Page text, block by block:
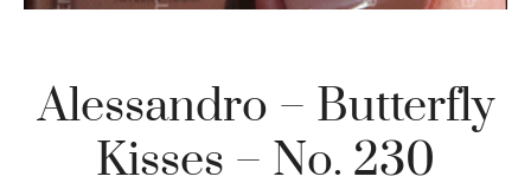
Alessandro – Butterfly
Kisses – No. 230